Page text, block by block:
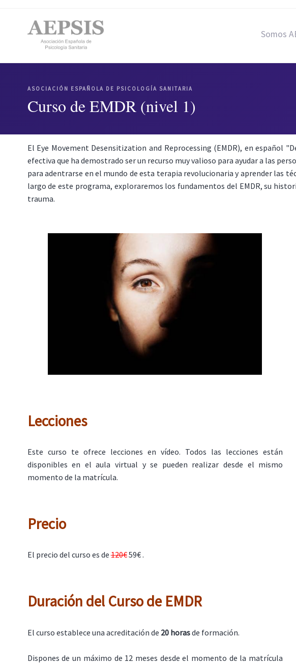
Somos
ASOCIACIÓN ESPAÑOLA DE PSICOLOGÍA SANITARIA
Curso de EMDR (nivel 1)
El Eye Movement Desensitization and Reprocessing (EMDR), en español
efectiva que ha demostrado ser un recurso muy valioso para ayudar a las
para adentrarse en el mundo de esta terapia revolucionaria y aprender las
largo de este programa, exploraremos los fundamentos del EMDR, su
trauma.
Lecciones
Este curso te ofrece lecciones en vídeo. Todos las lecciones están
disponibles en el aula virtual y se pueden realizar desde el mismo
momento de la matrícula.
Precio
El precio del curso es de120€59€ .
Duración del Curso de EMDR
El curso establece una acreditación de 20 horasde formación.
Dispones de un máximo de 12 meses desde el momento de la matrícula